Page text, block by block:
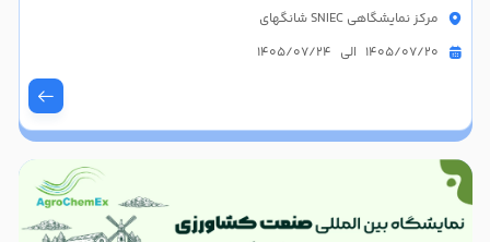
مرکز نمایشگاهی SNIEC شانگهای
1405/07/20 الی 1405/07/24